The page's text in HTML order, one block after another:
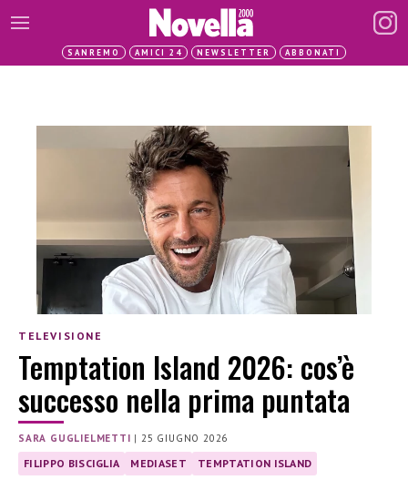
SANREMO AMICI 24 NEWSLETTER ABBONATI
TELEVISIONE
Temptation Island 2026: cos’è
successo nella prima puntata
SARA GUGLIELMETTI |25 GIUGNO 2026
FILIPPO BISCIGLIA MEDIASET TEMPTATION ISLAND